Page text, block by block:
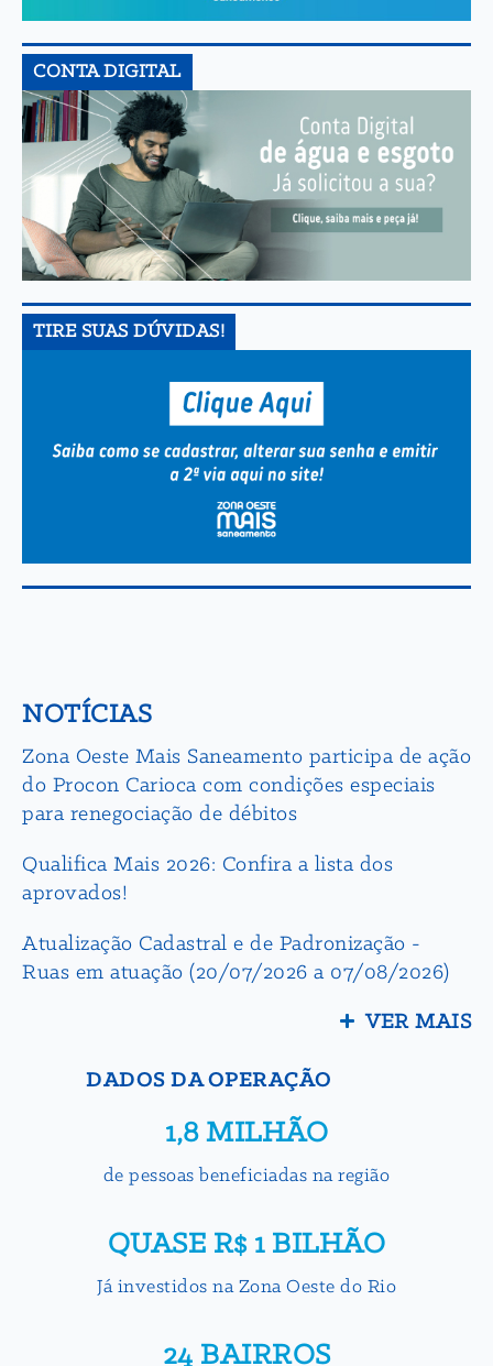
CONTA DIGITAL
TIRE SUAS DÚVIDAS!
NOTÍCIAS
Zona Oeste Mais Saneamento participa de ação
do Procon Carioca com condições especiais
para renegociação de débitos
Qualifica Mais 2026: Confira a lista dos
aprovados!
Atualização Cadastral e de Padronização -
Ruas em atuação (20/07/2026 a 07/08/2026)
VER MAIS
DADOS DA OPERAÇÃO
1,8 MILHÃO
de pessoas beneficiadas na região
QUASE R$ 1 BILHÃO
Já investidos na Zona Oeste do Rio
24 BAIRROS